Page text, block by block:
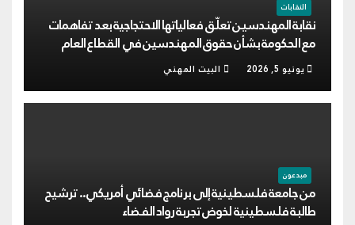
النقابات
نقابة المهندسين تعلّق فعالياتها الاحتجاجية بعد تفاهمات
مع الحكومة بشأن حقوق المهندسين في القطاع العام
يونيو 5, 2026 البيت المهني
مبدعون
من جامعة فلسطينية إلى برنامج فضائي أمريكي.. ترشيح
طالبة فلسطينية لخوض تجربة رواد الفضاء